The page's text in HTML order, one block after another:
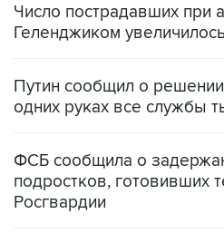
Число пострадавших при
Геленджиком
Путин сообщил о
одних руках все службы
ФСБ сообщила о
подростков, готовивших
Росгвардии